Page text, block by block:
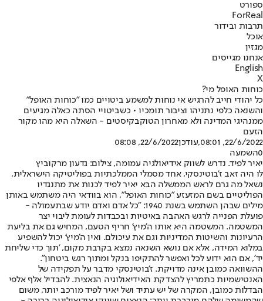
ספורט
ForReal
תרבות ובידור
אוכל
מגזין
אנחנו מגייסים
English
X
כוחות האופל מי?
כל יהודי חייב להרגיש אי נוחות למשמע ביטויים כמו "כוחות האופל"
והשנאה כלפי נתניהו וציבור תומכיו • כשביטויי הסתה כאלה מגיעים
ממנהיגי המדינה ולא מאחרון הטוקבקיסטים - השאלה היא מהו מקור
הזעם
22/6/2022, 08:01
,עודכן22/6/2022, 08:08
0השמעה
יאיר לפיד. נדרש לשווק אידיאולגיה עמומה, צילום: גדעון מרקוביץ
לו היה זאב ז'בוטינסקי, אחד מסמלי הממלכתיות בפוליטיקה הישראלית,
נשאל מה גרם לראש הממשלה הבא יאיר לפיד לכנות את מתנגדיו
הפוליטיים בשם המזעזע "כוחות האופל", הוא בוודאי היה משתמש באותן
מילים שבהן השתמש בשנת 1940: "כל אדם ואדם יודע שבתעמולה -
פועלת הפנייה לרגש האהבה באיטיות ובכבדות לעומת ליבוי יצר
המשטמה. המשטמה היא אותו ה'מיץ' חריף הטעם, המחיש גם את בליעת
הרעיונות והשיטות המדיניות וגם את עיכולם. ואין ה'מיץ' יכול להשפיע
במלוא המידה, אלא אם נושא השנאה נמצא בקרבת מקום, 'תוך כדי שליחת
יד', אם הוא ידוע לכל ואפשר להתקיפו בנקל ומתוך רגש ביטחון".
ההשוואה כמובן אינה מדויקת. ז'בוטינסקי מדבר על תפקידה של
האנטישמיות כתמריץ להצדקת האידיאולוגיה הנאצית. להבדיל אלף אלפי
הבדלות כמובן, המקרה של יש עתיד ושל יאיר לפיד מורכב יותר, משום